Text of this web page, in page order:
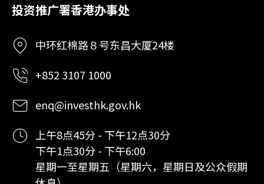
投资推广署香港办事处
中环红棉路８号东昌大厦24楼
+852 3107 1000
enq@investhk.gov.hk
上午8点45分 - 下午12点30分
下午1点30分 - 下午6:00
星期一至星期五（星期六，星期日及公众假期